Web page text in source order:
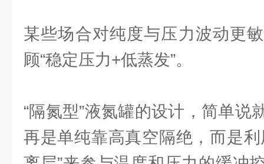
某些场合对纯度与压力波动更
顾“稳定压力+低蒸发”。
“隔氮型”液氮罐的设计，简单说
再是单纯靠高真空隔绝，而是